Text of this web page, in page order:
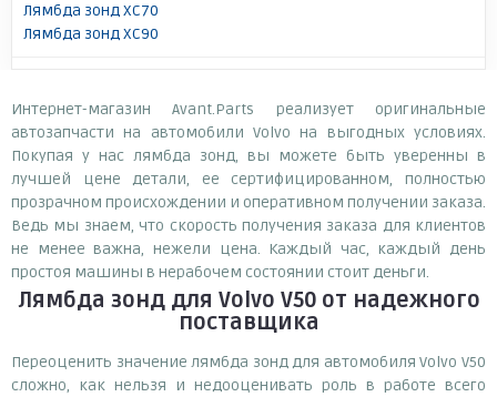
Лямбда зонд XC70
Лямбда зонд XC90
Интернет-магазин Avant.Parts реализует оригинальные
автозапчасти на автомобили Volvo на выгодных условиях.
Покупая у нас лямбда зонд, вы можете быть уверенны в
лучшей цене детали, ее сертифицированном, полностью
прозрачном происхождении и оперативном получении заказа.
Ведь мы знаем, что скорость получения заказа для клиентов
не менее важна, нежели цена. Каждый час, каждый день
простоя машины в нерабочем состоянии стоит деньги.
Лямбда зонд для Volvo V50от надежного
поставщика
Переоценить значение лямбда зонд для автомобиля Volvo V50
сложно, как нельзя и недооценивать роль в работе всего